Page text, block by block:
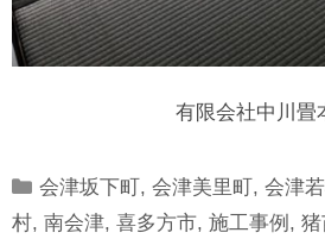
有限会社中川畳
Categories
会津坂下町,会津美里町,会津
村, 南会津, 喜多方市, 施工事例 ,